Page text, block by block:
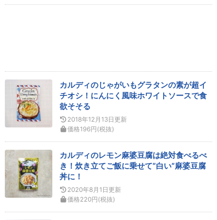
カルディのじゃがいもグラタンの素が超イ
チオシ！にんにく風味ホワイトソースで食
欲そそる
2018年12月13日更新
価格196円(税抜)
カルディのレモン麻婆豆腐は絶対食べるべ
き！炊き立てご飯に乗せて”白い”麻婆豆腐
丼に！
2020年8月1日更新
価格220円(税抜)